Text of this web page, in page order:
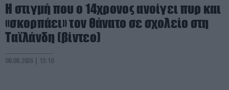
Η στιγμή που ο 14χρονος ανοίγει πυρ και
«σκορπάει» τον θάνατο σε σχολείο στη
Ταϊλάνδη (βίντεο)
08.08.2026 | 15:10